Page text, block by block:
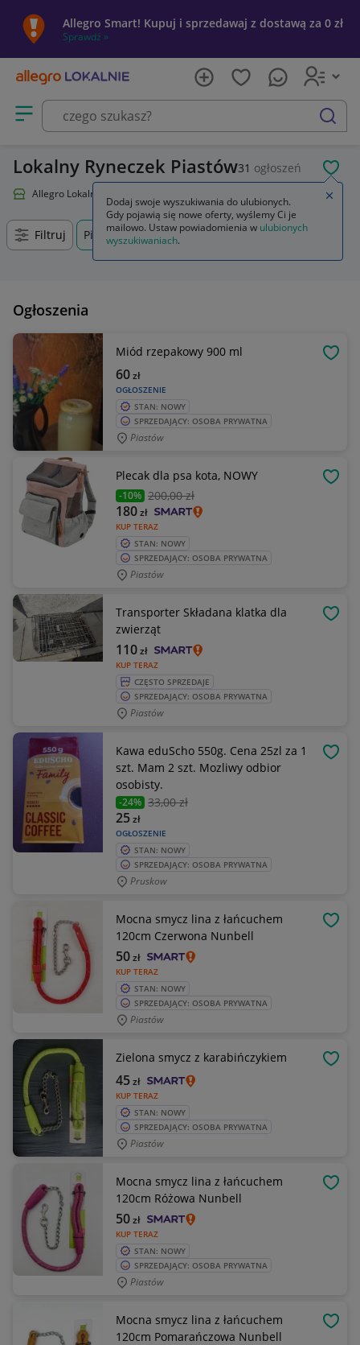
Allegro Smart! Kupuj i sprzedawaj z dostawą za 0 zł
Sprawdź »
Otwórz menu z kategoriami
szukaj
Lokalny Ryneczek Piastów31 ogłoszeń
Allegro Lokalnie
Filtruj Piastów, Mazowieckie, +0 km
Ogłoszenia
Miód rzepakowy 900 ml
OGŁOSZENIE
60zł
STAN: NOWY
SPRZEDAJĄCY: OSOBA PRYWATNA
Piastów
Plecak dla psa kota, NOWY
-10% 200,00 zł
KUP TERAZ
180zł
STAN: NOWY
SPRZEDAJĄCY: OSOBA PRYWATNA
Piastów
Transporter Składana klatka dla
zwierząt
KUP TERAZ
110zł
CZĘSTO SPRZEDAJE
SPRZEDAJĄCY: OSOBA PRYWATNA
Piastów
Kawa eduScho 550g. Cena 25zl za 1
szt. Mam 2 szt. Mozliwy odbior
osobisty.
-24% 33,00 zł
OGŁOSZENIE
25zł
STAN: NOWY
SPRZEDAJĄCY: OSOBA PRYWATNA
Pruskow
Mocna smycz lina z łańcuchem
120cm Czerwona Nunbell
KUP TERAZ
50zł
STAN: NOWY
SPRZEDAJĄCY: OSOBA PRYWATNA
Piastów
Zielona smycz z karabińczykiem
KUP TERAZ
45zł
STAN: NOWY
SPRZEDAJĄCY: OSOBA PRYWATNA
Piastów
Mocna smycz lina z łańcuchem
120cm Różowa Nunbell
KUP TERAZ
50zł
STAN: NOWY
SPRZEDAJĄCY: OSOBA PRYWATNA
Piastów
Mocna smycz lina z łańcuchem
120cm Pomarańczowa Nunbell
Dodaj swoje wyszukiwania do ulubionych.
Gdy pojawią się nowe oferty, wyślemy Ci je
mailowo. Ustaw powiadomienia w ulubionych
wyszukiwaniach.